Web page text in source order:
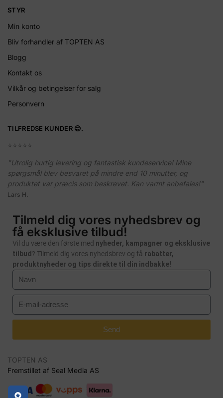
STYR
Min konto
Bliv forhandler af TOPTEN AS
Blogg
Kontakt os
Vilkår og betingelser for salg
Personvern
TILFREDSE KUNDER 😊.
⭐️⭐️⭐️⭐️⭐️
"Utrolig hurtig levering og fantastisk kundeservice! Mine
spørgsmål blev besvaret på mindre end 10 minutter, og
produktet var præcis som beskrevet. Kan varmt anbefales!"
Lars H.
Tilmeld dig vores nyhedsbrev og
få eksklusive tilbud!
Vil du være den første med nyheder, kampagner og eksklusive
tilbud ? Tilmeld dig vores nyhedsbrev og få rabatter,
produktnyheder og tips direkte til din indbakke!
Send
TOPTEN AS
Fremstillet af Seal Media AS